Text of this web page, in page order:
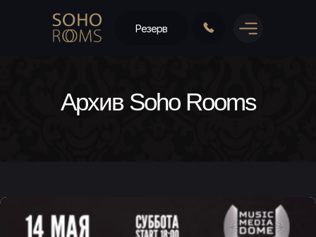
Резерв
Архив Soho Rooms